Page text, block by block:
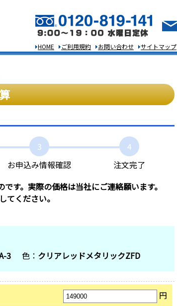
HOME ご利用規約 お問い合わせ サイトマップ
3
お申込み情報確認
4
注文完了
す。実際の価格は当社にご連絡願います。
ください。
3 色： クリアレッドメタリックZFD
円